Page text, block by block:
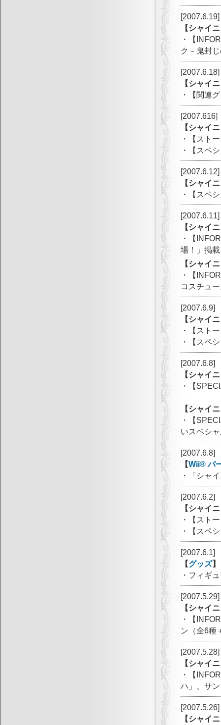
[2007.6.19]
【シャイ
・【
ク－鬼封
[2007.6.18]
【シャイ
・【関連
[2007.616]
【シャイ
・【スト
・【スペ
[2007.6.12]
【シャイ
・【スペ
[2007.6.11]
【シャイ
・【
場！」掲載
【シャイ
・【
コスチュ
[2007.6.9]
【シャイ
・【スト
・【スペ
[2007.6.8]
【シャイ
・【
【シャイ
・【
いスペシ
[2007.6.8]
【Wii® バ
・「シャ
[2007.6.2]
【シャイ
・【スト
・【スペ
[2007.6.1]
【グッズ】
・フィギ
[2007.5.29]
【シャイ
・【
ン（全6種
[2007.5.28]
【シャイ
・【
ハ」、サ
[2007.5.26]
【シャイ